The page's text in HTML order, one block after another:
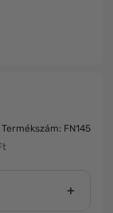
Termékszám: FN145
+